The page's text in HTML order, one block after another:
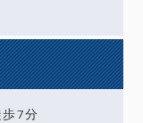
7分